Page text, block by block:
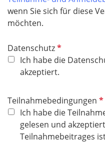
l
d
wenn Sie sich für diese
möchten.
DatenschutzP
f
l
h
Ich habe die
akzeptiert.
Teilnahmebedingungen P
f
l
i
Ich habe die
gelesen und
Teilnahmebeitrages